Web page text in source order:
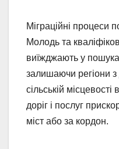
Міграційні процеси
Молодь та
виїжджають у
залишаючи регіони
сільській місцевості
доріг і послуг
міст або за кордон.